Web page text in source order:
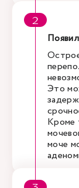
Это
Кроме
моче